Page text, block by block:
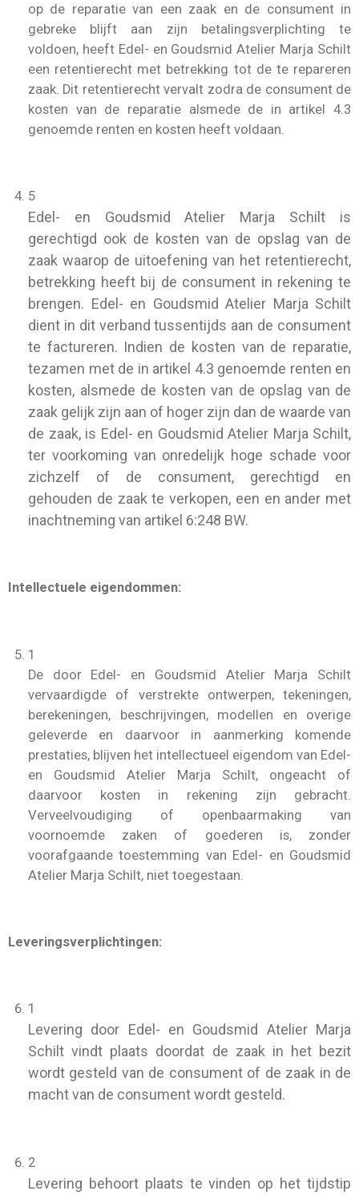
op de reparatie van een zaak en de consument in
gebreke blijft aan zijn betalingsverplichting te
voldoen, heeft Edel- en Goudsmid Atelier Marja Schilt
een retentierecht met betrekking tot de te repareren
zaak. Dit retentierecht vervalt zodra de consument de
kosten van de reparatie alsmede de in artikel 4.3
genoemde renten en kosten heeft voldaan.
5
Edel- en Goudsmid Atelier Marja Schilt is
gerechtigd ook de kosten van de opslag van de
zaak waarop de uitoefening van het retentierecht,
betrekking heeft bij de consument in rekening te
brengen. Edel- en Goudsmid Atelier Marja Schilt
dient in dit verband tussentijds aan de consument
te factureren. Indien de kosten van de reparatie,
tezamen met de in artikel 4.3 genoemde renten en
kosten, alsmede de kosten van de opslag van de
zaak gelijk zijn aan of hoger zijn dan de waarde van
de zaak, is Edel- en Goudsmid Atelier Marja Schilt,
ter voorkoming van onredelijk hoge schade voor
zichzelf of de consument, gerechtigd en
gehouden de zaak te verkopen, een en ander met
inachtneming van artikel 6:248 BW.
Intellectuele eigendommen:
1
De door Edel- en Goudsmid Atelier Marja Schilt
vervaardigde of verstrekte ontwerpen, tekeningen,
berekeningen, beschrijvingen, modellen en overige
geleverde en daarvoor in aanmerking komende
prestaties, blijven het intellectueel eigendom van Edel-
en Goudsmid Atelier Marja Schilt, ongeacht of
daarvoor kosten in rekening zijn gebracht.
Verveelvoudiging of openbaarmaking van
voornoemde zaken of goederen is, zonder
voorafgaande toestemming van Edel- en Goudsmid
Atelier Marja Schilt, niet toegestaan.
Leveringsverplichtingen:
1
Levering door Edel- en Goudsmid Atelier Marja
Schilt vindt plaats doordat de zaak in het bezit
wordt gesteld van de consument of de zaak in de
macht van de consument wordt gesteld.
2
Levering behoort plaats te vinden op het tijdstip